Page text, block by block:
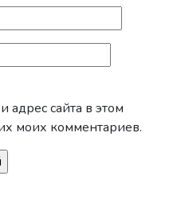
адрес сайта в этом
моих комментариев.